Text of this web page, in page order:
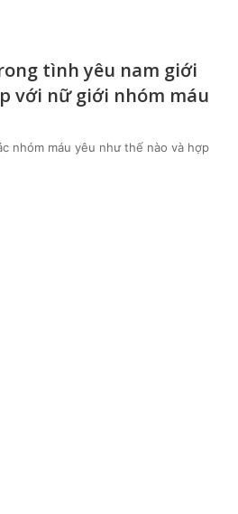
tình yêu nam giới
với nữ giới nhóm máu
nhóm máu yêu như thế nào và hợp